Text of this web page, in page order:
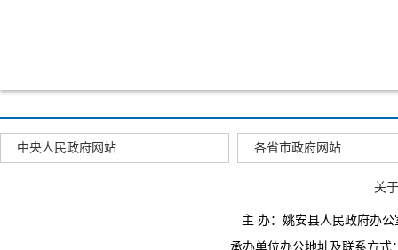
中央人民政府网站 各省市政府网站
关
主 办：姚安县人民政府办
承办单位办公地址及联系方式